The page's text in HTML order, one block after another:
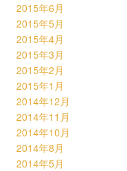
2015年6月
2015年5月
2015年4月
2015年3月
2015年2月
2015年1月
2014年12月
2014年11月
2014年10月
2014年8月
2014年5月